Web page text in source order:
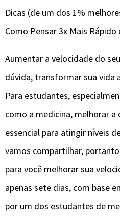
Dicas (de um dos 1%
Como Pensar 3x Mais Rápido
Aumentar a velocidade do
dúvida, transformar sua vida
Para estudantes,
como a medicina, melhorar
essencial para atingir níveis
vamos compartilhar,
para você melhorar sua
apenas sete dias, com base
por um dos estudantes de